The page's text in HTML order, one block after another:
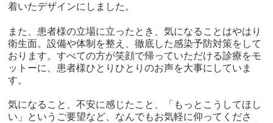
着いたデザインにしました。
また、患者様の立場に立ったとき、気になることはやはり
衛生面。設備や体制を整え、徹底した感染予防対策をして
おります。すべての方が笑顔で帰っていただける診療をモ
ットーに、患者様ひとりひとりのお声を大事にしていま
す。
気になること、不安に感じたこと、「もっとこうしてほし
い」というご要望など、なんでもお気軽に仰ってくださ